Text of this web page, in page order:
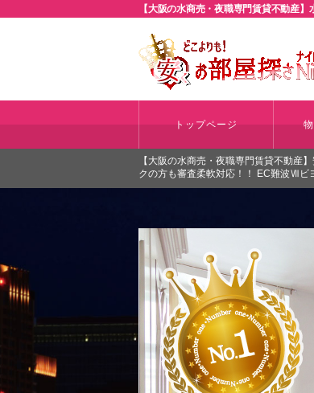
【大阪の水商売・夜職専門賃貸不動産
トップページ
【大阪の水商売・夜職専門賃貸不動産
クの方も審査柔軟対応！！ EC難波Ⅶビ